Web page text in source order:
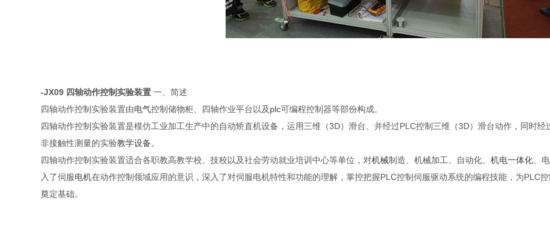
-JX09 四轴动作控制实验装置 一、简述
四轴动作控制实验装置由电气控制储物柜、四轴作业平台以及plc可编程控制器等部份构成。
四轴动作控制实验装置是模仿工业加工生产中的自动矫直机设备，运用三维（3D）滑台、并经过PLC控制三维（3D）滑台动作，同时
非接触性测量的实验教学设备。
四轴动作控制实验装置适合各职教高教学校、技校以及社会劳动就业培训中心等单位，对机械制造、机械加工、自动化、机电一体化 、
入了伺服电机在动作控制领域应用的意识，深入了对伺服电机特性和功能的理解，掌控把握PLC控制伺服驱动系统的编程技能，为PLC
奠定基础。